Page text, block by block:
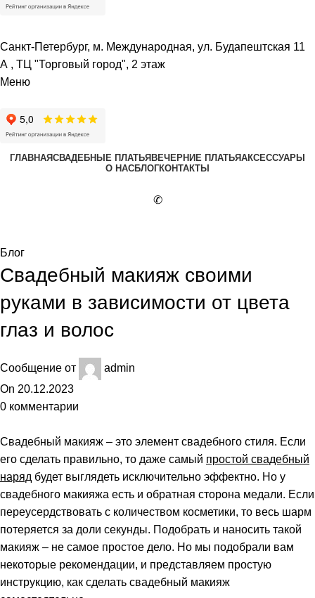
Санкт-Петербург, м. Международная, ул. Будапештская 11
А , ТЦ "Торговый город", 2 этаж
Меню
ГЛАВНАЯСВАДЕБНЫЕ ПЛАТЬЯ ВЕЧЕРНИЕ ПЛАТЬЯАКСЕССУАРЫ
О НАСБЛОГКОНТАКТЫ
✆
Блог
Свадебный макияж своими
руками в зависимости от цвета
глаз и волос
Сообщение от
admin
On 20.12.2023
0 комментарии
Свадебный макияж – это элемент свадебного стиля. Если
его сделать правильно, то даже самый простой свадебный
наряд будет выглядеть исключительно эффектно. Но у
свадебного макияжа есть и обратная сторона медали. Если
переусердствовать с количеством косметики, то весь шарм
потеряется за доли секунды. Подобрать и наносить такой
макияж – не самое простое дело. Но мы подобрали вам
некоторые рекомендации, и представляем простую
инструкцию, как сделать свадебный макияж